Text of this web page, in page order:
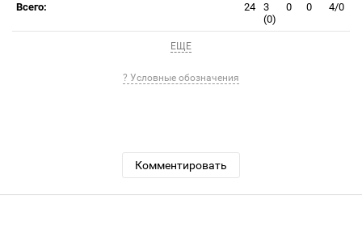
Всего: 24
3
(0)
0 0 4/0
ЕЩЕ
? Условные обозначения
Комментировать